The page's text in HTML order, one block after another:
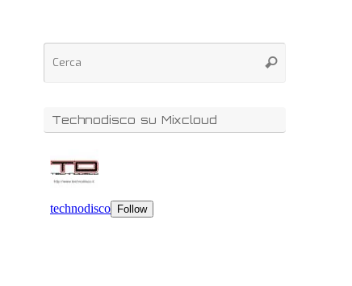
Technodisco su Mixcloud